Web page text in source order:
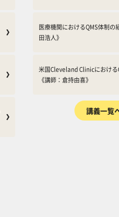
なります。
医療機関におけるQMS体制の
田浩人》
米国Cleveland Clinicにおける
《講師：倉持由喜》
講義一覧